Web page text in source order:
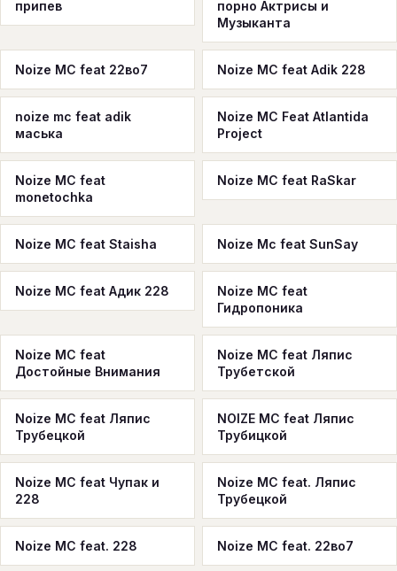
припев
порно Актрисы и
Музыканта
Noize MC feat 22во7 Noize MC feat Adik 228
noize mc feat adik
маська
Noize MC Feat Atlantida
Project
Noize MC feat
monetochka
Noize MC feat RaSkar
Noize MC feat Staisha Noize Mc feat SunSay
Noize MC feat Адик 228
Noize MC feat
Гидропоника
Noize MC feat
Достойные Внимания
Noize MC feat Ляпис
Трубетской
Noize MC feat Ляпис
Трубецкой
NOIZE MC feat Ляпис
Трубицкой
Noize MC feat Чупак и
228
Noize MC feat. Ляпис
Трубецкой
Noize MC feat. 228 Noize MC feat. 22во7